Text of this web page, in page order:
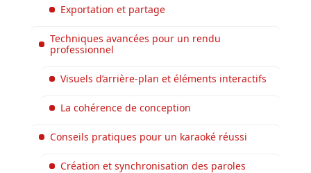
Exportation et partage
Techniques avancées pour un rendu
professionnel
Visuels d’arrière-plan et éléments interactifs
La cohérence de conception
Conseils pratiques pour un karaoké réussi
Création et synchronisation des paroles